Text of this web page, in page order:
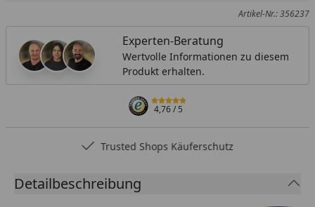
Artikel-Nr.: 356237
Experten-Beratung
Wertvolle Informationen zu diesem
Produkt erhalten.
4,76/ 5
Trusted Shops Käuferschutz
Detailbeschreibung